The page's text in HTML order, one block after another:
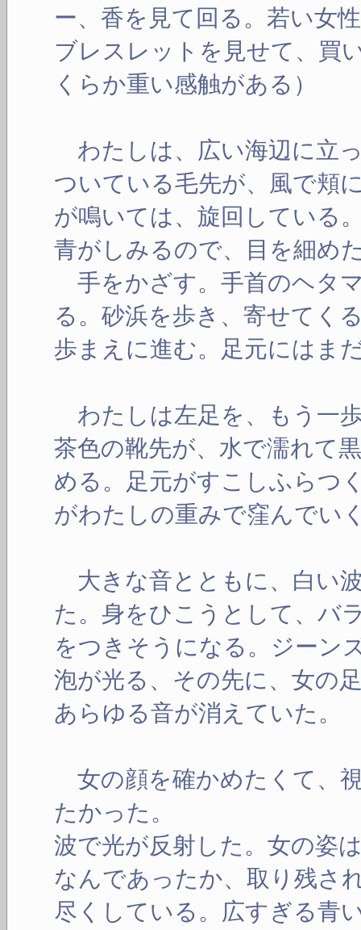
ー、香を見て回る。若い女
ブレスレットを見せて、買
くらか重い感触がある）
わたしは、広い海辺に立
ついている毛先が、風で頬
が鳴いては、旋回している
青がしみるので、目を細め
手をかざす。手首のヘタ
る。砂浜を歩き、寄せてく
歩まえに進む。足元にはま
わたしは左足を、もう一
茶色の靴先が、水で濡れて
める。足元がすこしふらつ
がわたしの重みで窪んでい
大きな音とともに、白い
た。身をひこうとして、バ
をつきそうになる。ジーン
泡が光る、その先に、女の
あらゆる音が消えていた。
女の顔を確かめたくて、
たかった。
波で光が反射した。女の姿
なんであったか、取り残さ
尽くしている。広すぎる青